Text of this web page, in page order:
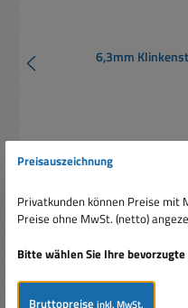
6,3mm
1,30 €
Preisauszeichnung
Privatkunden können Preise mit
Preise ohne MwSt. (netto)
Bitte wählen Sie Ihre
Bruttopreiseinkl. MwSt.